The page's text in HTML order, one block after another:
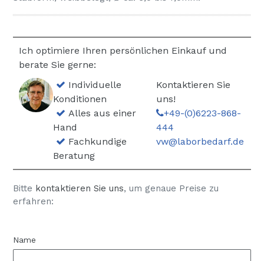
Ich optimiere Ihren persönlichen Einkauf und
berate Sie gerne:
Individuelle
Konditionen
Alles aus einer
Hand
Fachkundige
Beratung
Kontaktieren Sie
uns!
+49-(0)6223-868-
444
vw@laborbedarf.de
Bitte kontaktieren Sie uns, um genaue Preise zu
erfahren:
Name